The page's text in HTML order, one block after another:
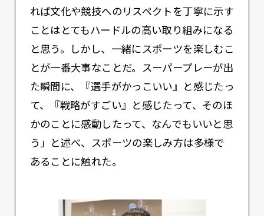
れば文化や競技へのリスペクトを丁寧に示す
ことはとてもハードルの高い取り組みになる
と思う。しかし、一緒にスポーツを楽しむこ
とが一番大事なことだ。スーパープレーが出
た瞬間に、『選手がかっこいい』と感じたっ
て、『戦略がすごい』と感じたって、そのほ
かのことに感動したって、なんでもいいと思
う」と述べ、スポーツの楽しみ方は多様で
あることに触れた。